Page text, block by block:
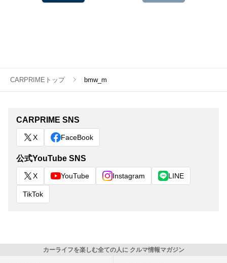
CARPRIMEトップ bmw_m
CARPRIME SNS
X FaceBook
公式YouTube SNS
X YouTube Instagram LINE
TikTok
カーライフを楽しむ全ての人に クルマ情報マガジン